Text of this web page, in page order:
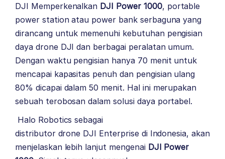
DJI Memperkenalkan DJI Power 1000, portable
power station atau power bank serbaguna yang
dirancang untuk memenuhi kebutuhan pengisian
daya drone DJI dan berbagai peralatan umum.
Dengan waktu pengisian hanya 70 menit untuk
mencapai kapasitas penuh dan pengisian ulang
80% dicapai dalam 50 menit. Hal ini merupakan
sebuah terobosan dalam solusi daya portabel.
Halo Robotics sebagai
distributor drone DJI Enterprisedi Indonesia, akan
menjelaskan lebih lanjut mengenai DJI Power